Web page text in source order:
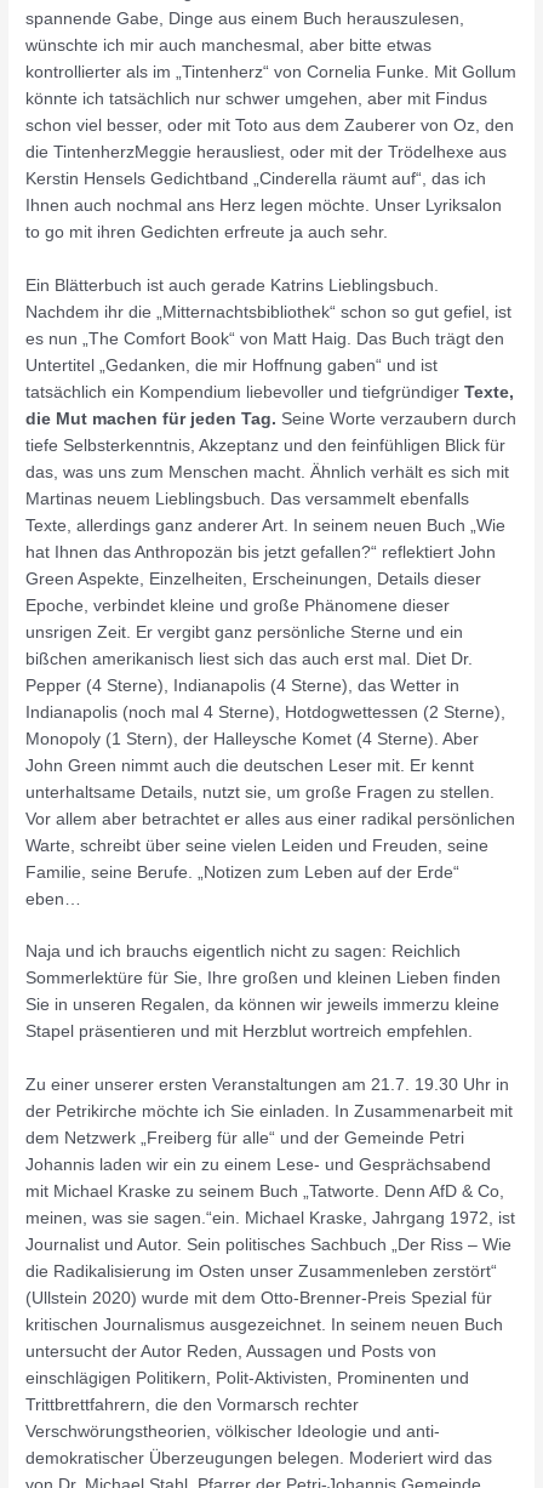
spannende Gabe, Dinge aus einem Buch herauszulesen,
wünschte ich mir auch manchesmal, aber bitte etwas
kontrollierter als im „Tintenherz“ von Cornelia Funke. Mit Gollum
könnte ich tatsächlich nur schwer umgehen, aber mit Findus
schon viel besser, oder mit Toto aus dem Zauberer von Oz, den
die TintenherzMeggie herausliest, oder mit der Trödelhexe aus
Kerstin Hensels Gedichtband „Cinderella räumt auf“, das ich
Ihnen auch nochmal ans Herz legen möchte. Unser Lyriksalon
to go mit ihren Gedichten erfreute ja auch sehr.
Ein Blätterbuch ist auch gerade Katrins Lieblingsbuch.
Nachdem ihr die „Mitternachtsbibliothek“ schon so gut gefiel, ist
es nun „The Comfort Book“ von Matt Haig. Das Buch trägt den
Untertitel „Gedanken, die mir Hoffnung gaben“ und ist
tatsächlich ein Kompendium liebevoller und tiefgründigerTexte,
die Mut machen für jeden Tag. Seine Worte verzaubern durch
tiefe Selbsterkenntnis, Akzeptanz und den feinfühligen Blick für
das, was uns zum Menschen macht. Ähnlich verhält es sich mit
Martinas neuem Lieblingsbuch. Das versammelt ebenfalls
Texte, allerdings ganz anderer Art. In seinem neuen Buch „Wie
hat Ihnen das Anthropozän bis jetzt gefallen?“ reflektiert John
Green Aspekte, Einzelheiten, Erscheinungen, Details dieser
Epoche, verbindet kleine und große Phänomene dieser
unsrigen Zeit. Er vergibt ganz persönliche Sterne und ein
bißchen amerikanisch liest sich das auch erst mal. Diet Dr.
Pepper (4 Sterne), Indianapolis (4 Sterne), das Wetter in
Indianapolis (noch mal 4 Sterne), Hotdogwettessen (2 Sterne),
Monopoly (1 Stern), der Halleysche Komet (4 Sterne). Aber
John Green nimmt auch die deutschen Leser mit. Er kennt
unterhaltsame Details, nutzt sie, um große Fragen zu stellen.
Vor allem aber betrachtet er alles aus einer radikal persönlichen
Warte, schreibt über seine vielen Leiden und Freuden, seine
Familie, seine Berufe. „Notizen zum Leben auf der Erde“
eben…
Naja und ich brauchs eigentlich nicht zu sagen: Reichlich
Sommerlektüre für Sie, Ihre großen und kleinen Lieben finden
Sie in unseren Regalen, da können wir jeweils immerzu kleine
Stapel präsentieren und mit Herzblut wortreich empfehlen.
Zu einer unserer ersten Veranstaltungen am 21.7. 19.30 Uhr in
der Petrikirche möchte ich Sie einladen. In Zusammenarbeit mit
dem Netzwerk „Freiberg für alle“ und der Gemeinde Petri
Johannis laden wir ein zu einem Lese- und Gesprächsabend
mit Michael Kraske zu seinem Buch „Tatworte. Denn AfD & Co,
meinen, was sie sagen.“ein. Michael Kraske, Jahrgang 1972, ist
Journalist und Autor. Sein politisches Sachbuch „Der Riss – Wie
die Radikalisierung im Osten unser Zusammenleben zerstört“
(Ullstein 2020) wurde mit dem Otto-Brenner-Preis Spezial für
kritischen Journalismus ausgezeichnet. In seinem neuen Buch
untersucht der Autor Reden, Aussagen und Posts von
einschlägigen Politikern, Polit-Aktivisten, Prominenten und
Trittbrettfahrern, die den Vormarsch rechter
Verschwörungstheorien, völkischer Ideologie und anti-
demokratischer Überzeugungen belegen. Moderiert wird das